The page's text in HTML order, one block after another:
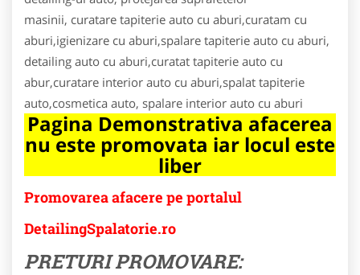
masinii, curatare tapiterie auto cu aburi,curatam cu
aburi,igienizare cu aburi,spalare tapiterie auto cu aburi,
detailing auto cu aburi,curatat tapiterie auto cu
abur,curatare interior auto cu aburi,spalat tapiterie
auto,cosmetica auto, spalare interior auto cu aburi
Pagina Demonstrativa afacerea
nu este promovata iar locul este
liber
Promovarea afacere pe portalul
DetailingSpalatorie.ro
PRETURI PROMOVARE: